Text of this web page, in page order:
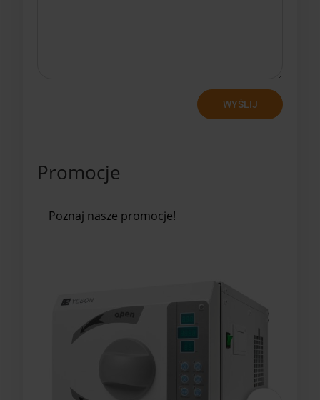
WYŚLIJ
Promocje
Poznaj nasze promocje!